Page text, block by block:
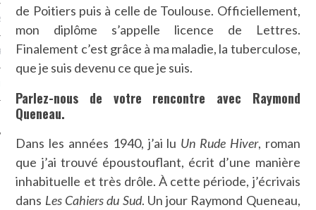
de Poitiers puis à celle de Toulouse. Officiellement,
mon diplôme s’appelle licence de Lettres.
Finalement c’est grâce à ma maladie, la tuberculose,
que je suis devenu ce que je suis.
Parlez-nous de votre rencontre avec Raymond
Queneau.
Dans les années 1940, j’ai lu Un Rude Hiver, roman
que j’ai trouvé époustouflant, écrit d’une manière
inhabituelle et très drôle. À cette période, j’écrivais
dans Les Cahiers du Sud. Un jour Raymond Queneau,